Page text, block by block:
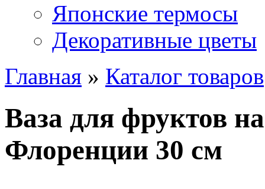
Японские термосы
Декоративные цветы
Главная » Каталог товаров
Ваза для фруктов
Флоренции 30 см